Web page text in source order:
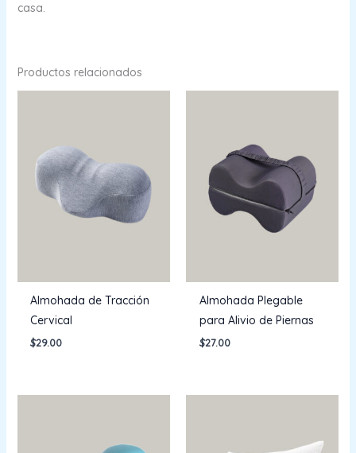
casa.
Productos relacionados
Almohada de Tracción
Cervical
$29.00
Almohada Plegable
para Alivio de Piernas
$27.00